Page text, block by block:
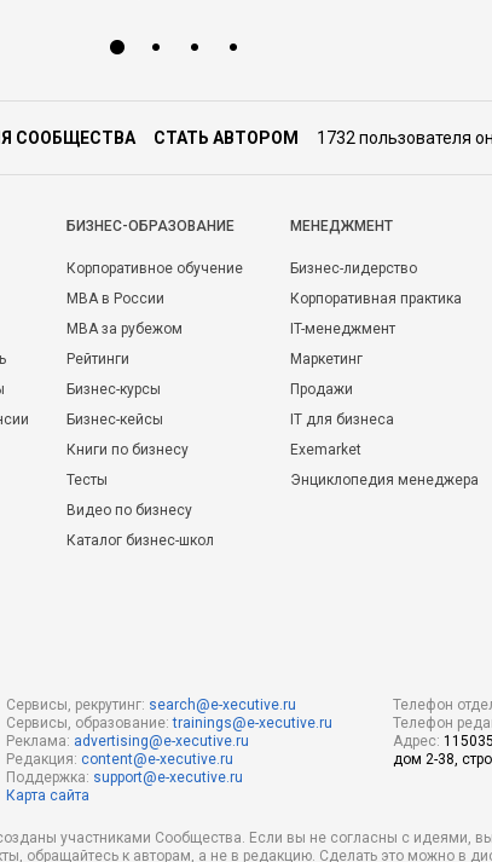
СООБЩЕСТВА СТАТЬ АВТОРОМ 1732 пользователя
БИЗНЕС-ОБРАЗОВАНИЕ
Корпоративное обучение
MBA в России
MBA за рубежом
Рейтинги
Бизнес-курсы
Бизнес-кейсы
Книги по бизнесу
Тесты
Видео по бизнесу
Каталог бизнес-школ
МЕНЕДЖМЕНТ
Бизнес-лидерство
Корпоративная практика
IT-менеджмент
Маркетинг
Продажи
IT для бизнеса
Exemarket
Энциклопедия менеджера
Сервисы, рекрутинг: search@e-xecutive.ru
Сервисы, образование:trainings@e-xecutive.ru
Реклама: advertising@e-xecutive.ru
Редакция: content@e-xecutive.ru
Поддержка: support@e-xecutive.ru
Карта сайта
Телефон
Телефон
Адрес:
дом 2-38,
участниками Сообщества. Если вы не согласны с идеями,
обращайтесь к авторам, а не в редакцию. Сделать это можно в